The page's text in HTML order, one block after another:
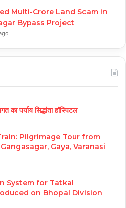
Multi-Crore Land Scam in
Bypass Project
का पर्याय सिद्धांता हॉस्पिटल
Pilgrimage Tour from
Gaya, Varanasi
System for Tatkal
on Bhopal Division